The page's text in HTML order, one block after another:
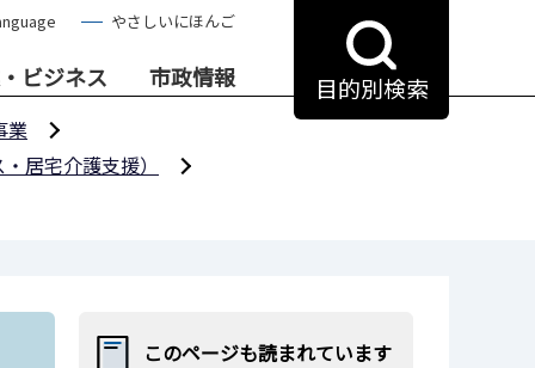
やさしいにほんご
ビジネス 市政情報 目的別検索
業
居宅介護支援）
このページも読まれています